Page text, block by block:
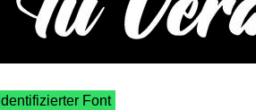
Identifizierter Font